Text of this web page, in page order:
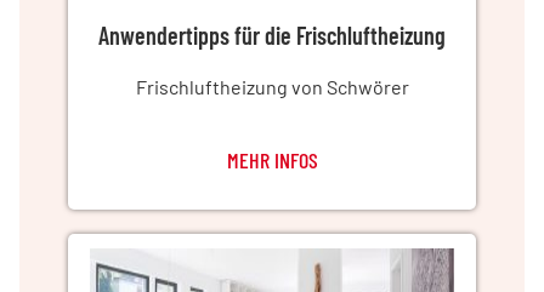
Anwendertipps für die Frischluftheizung
Frischluftheizung von Schwörer
MEHR INFOS